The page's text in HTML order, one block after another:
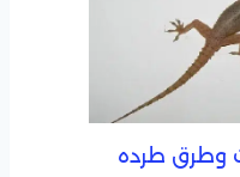
وطرق طرده